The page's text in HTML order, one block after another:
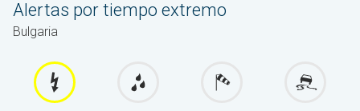
Alertas por tiempo extremo
Bulgaria